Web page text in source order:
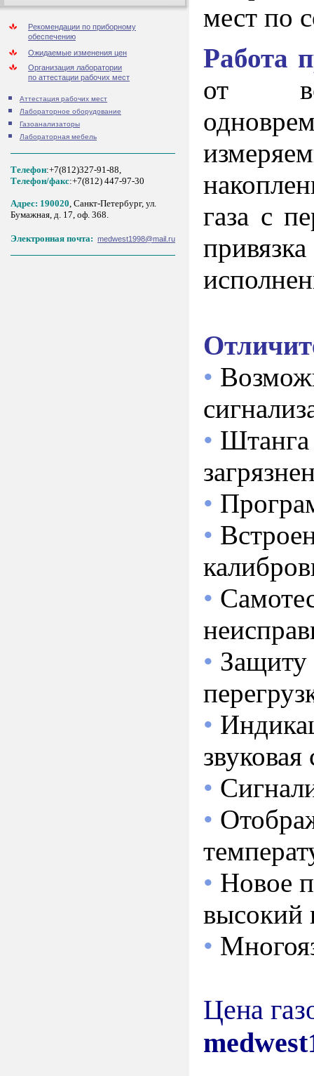
Рекомендации по приборному
обеспечению
Ожидаемые изменения цен
Организация лаборатории
по аттестации рабочих мест
Аттестация рабочих мест
Лабораторное оборудование
Газоанализаторы
Лабораторная мебель
Телефон:+7(812)327-91-88,
Tелефон/факс:+7(812) 447-97-30
Адрес: 190020, Санкт-Петербург, ул.
Бумажная, д. 17, оф. 368.
Электронная почта: medwest1998@mail.ru
мест по
Работа
от
газа с
•
• Штанга
•
•
•
• Защиту
•
•
•
• Новое
высокий
•
Цена